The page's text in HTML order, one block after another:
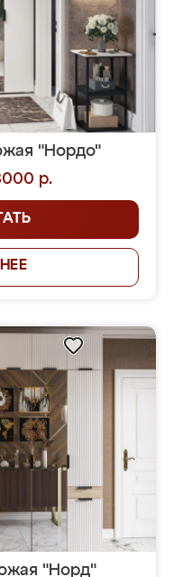
"Нордо"
р.
"Норд"